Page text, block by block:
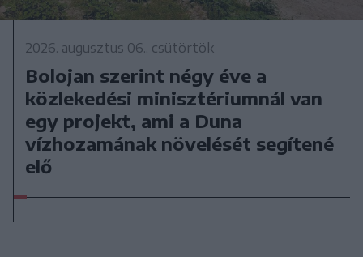
2026. augusztus 06., csütörtök
Bolojan szerint négy éve a
közlekedési minisztériumnál van
egy projekt, ami a Duna
vízhozamának növelését segítené
elő